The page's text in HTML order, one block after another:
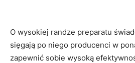
O wysokiej randze preparatu
sięgają po niego producenci w
zapewnić sobie wysoką